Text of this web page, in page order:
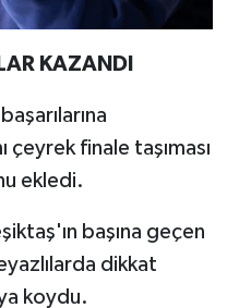
KAZANDI
çeyrek finale taşıması
ekledi.
başına geçen
dikkat
koydu.